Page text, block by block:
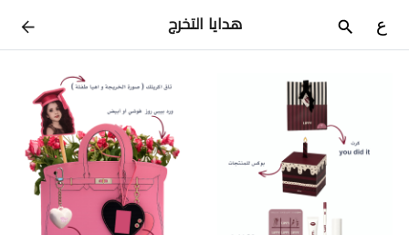
هدايا التخرج ع